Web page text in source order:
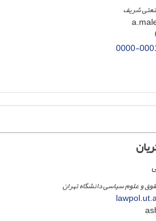
شریف
0000-
و علوم سیاسی دانشگاه تهران